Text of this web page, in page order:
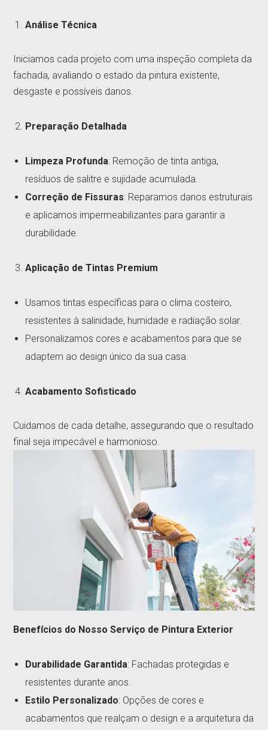
Análise Técnica
Iniciamos cada projeto com uma inspeção completa da
fachada, avaliando o estado da pintura existente,
desgaste e possíveis danos.
Preparação Detalhada
Limpeza Profunda: Remoção de tinta antiga,
resíduos de salitre e sujidade acumulada.
Correção de Fissuras: Reparamos danos estruturais
e aplicamos impermeabilizantes para garantir a
durabilidade.
Aplicação de Tintas Premium
Usamos tintas específicas para o clima costeiro,
resistentes à salinidade, humidade e radiação solar.
Personalizamos cores e acabamentos para que se
adaptem ao design único da sua casa.
Acabamento Sofisticado
Cuidamos de cada detalhe, assegurando que o resultado
final seja impecável e harmonioso.
Benefícios do Nosso Serviço de Pintura Exterior
Durabilidade Garantida: Fachadas protegidas e
resistentes durante anos.
Estilo Personalizado: Opções de cores e
acabamentos que realçam o design e a arquitetura da